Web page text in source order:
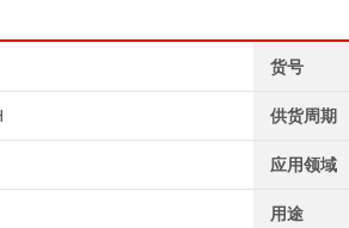
货号
供货周期
应用领域
用途